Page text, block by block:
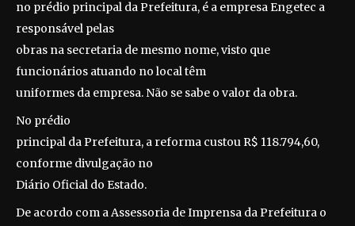
no prédio principal da Prefeitura, é a empresa Engetec a
responsável pelas
obras na secretaria de mesmo nome, visto que
funcionários atuando no local têm
uniformes da empresa. Não se sabe o valor da obra.
No prédio
principal da Prefeitura, a reforma custou R$ 118.794,60,
conforme divulgação no
Diário Oficial do Estado.
De acordo com a Assessoria de Imprensa da Prefeitura o